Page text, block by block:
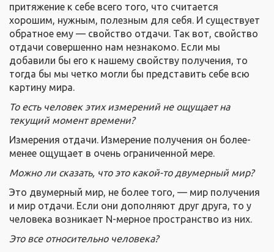
притяжение к себе всего того, что считается
хорошим, нужным, полезным для себя. И существует
обратное ему — свойство отдачи. Так вот, свойство
отдачи совершенно нам незнакомо. Если мы
добавили бы его к нашему свойству получения, то
тогда бы мы четко могли бы представить себе всю
картину мира.
То есть человек этих измерений не ощущает на
текущий момент времени?
Измерения отдачи. Измерение получения он более-
менее ощущает в очень ограниченной мере.
Можно ли сказать, что это какой-то двумерный мир?
Это двумерный мир, не более того, — мир получения
и мир отдачи. Если они дополняют друг друга, то у
человека возникает N-мерное пространство из них.
Это все относительно человека?